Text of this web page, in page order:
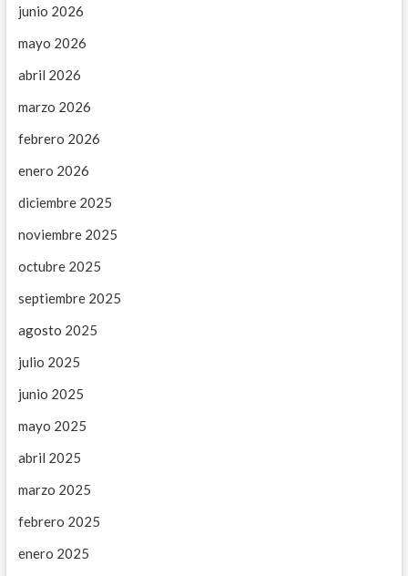
junio 2026
mayo 2026
abril 2026
marzo 2026
febrero 2026
enero 2026
diciembre 2025
noviembre 2025
octubre 2025
septiembre 2025
agosto 2025
julio 2025
junio 2025
mayo 2025
abril 2025
marzo 2025
febrero 2025
enero 2025